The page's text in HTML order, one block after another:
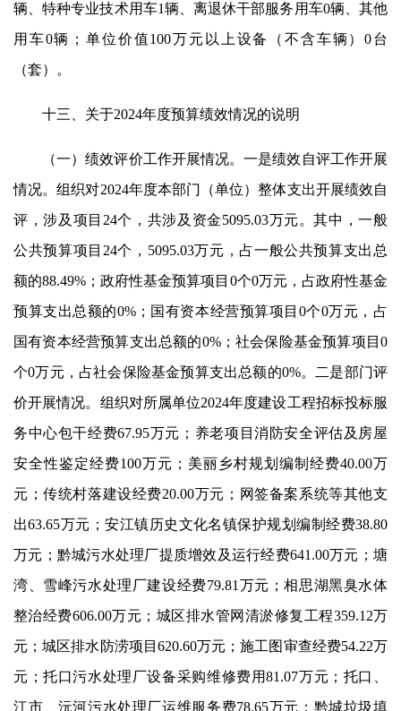
辆、特种专业技术用车1辆、离退休干部服务用车0辆、其他
用车0辆；单位价值100万元以上设备（不含车辆）0台
（套）。
十三、关于2024年度预算绩效情况的说明
（一）绩效评价工作开展情况。一是绩效自评工作开展
情况。组织对2024年度本部门（单位）整体支出开展绩效自
评，涉及项目24个，共涉及资金5095.03万元。其中，一般
公共预算项目24个，5095.03万元，占一般公共预算支出总
额的88.49%；政府性基金预算项目0个0万元，占政府性基金
预算支出总额的0%；国有资本经营预算项目0个0万元，占
国有资本经营预算支出总额的0%；社会保险基金预算项目0
个0万元，占社会保险基金预算支出总额的0%。二是部门评
价开展情况。组织对所属单位2024年度建设工程招标投标服
务中心包干经费67.95万元；养老项目消防安全评估及房屋
安全性鉴定经费100万元；美丽乡村规划编制经费40.00万
元；传统村落建设经费20.00万元；网签备案系统等其他支
出63.65万元；安江镇历史文化名镇保护规划编制经费38.80
万元；黔城污水处理厂提质增效及运行经费641.00万元；塘
湾、雪峰污水处理厂建设经费79.81万元；相思湖黑臭水体
整治经费606.00万元；城区排水管网清淤修复工程359.12万
元；城区排水防涝项目620.60万元；施工图审查经费54.22万
元；托口污水处理厂设备采购维修费用81.07万元；托口、
江市、沅河污水处理厂运维服务费78.65万元；黔城垃圾填